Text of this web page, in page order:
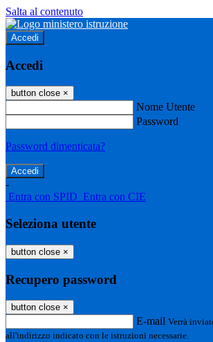
Salta al contenuto
Accedi
Accedi
button close ×
Nome Utente
Password
Password dimenticata?
-
Entra con SPID Entra con CIE
Seleziona utente
button close ×
Recupero password
button close ×
E-mail Verrà
all'indirizzo indicato con le istruzioni necessarie.